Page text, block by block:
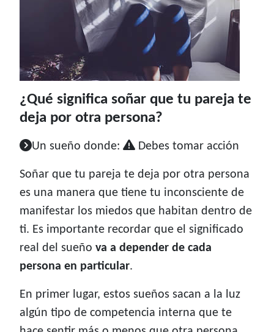
¿Qué significa soñar que tu pareja te
deja por otra persona?
Un sueño donde: Debes tomar acción
Soñar que tu pareja te deja por otra persona
es una manera que tiene tu inconsciente de
manifestar los miedos que habitan dentro de
ti. Es importante recordar que el significado
real del sueño va a depender de cada
persona en particular.
En primer lugar, estos sueños sacan a la luz
algún tipo de competencia interna que te